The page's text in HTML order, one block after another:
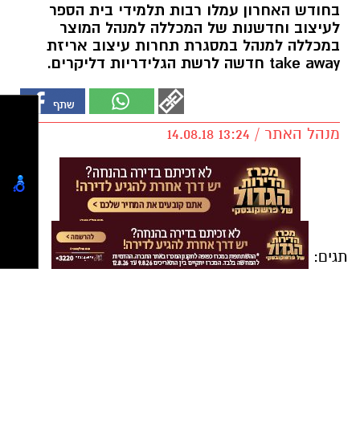
בחודש האחרון עמלו רבות תלמידי בית הספר
לעיצוב וחדשנות של המכללה למנהל המוצר
במכללה למנהל במסגרת תחרות עיצוב אריזת
take away חדשה לרשת הגלידריות דליקרים.
מנהל האתר / 13:24 14.08.18
תגים: דליקרים ראשון לציון, בית הספר לעיצוב